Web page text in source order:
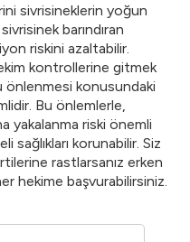
sivrisineklerin yoğun
barındıran
riskini azaltabilir.
kontrollerine gitmek
önlenmesi konusundaki
Bu önlemlerle,
yakalanma riski önemli
sağlıkları korunabilir. Siz
rastlarsanız erken
hekime başvurabilirsiniz.